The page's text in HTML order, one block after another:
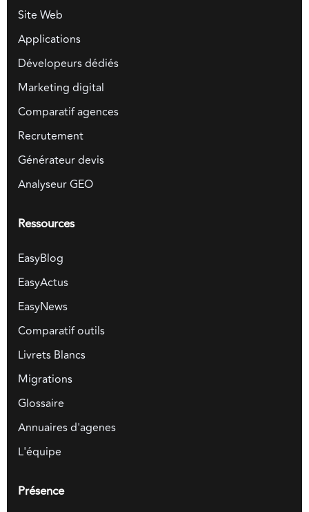
Site Web
Applications
Dévelopeurs dédiés
Marketing digital
Comparatif agences
Recrutement
Générateur devis
Analyseur GEO
Ressources
EasyBlog
EasyActus
EasyNews
Comparatif outils
Livrets Blancs
Migrations
Glossaire
Annuaires d'agenes
L'équipe
Présence